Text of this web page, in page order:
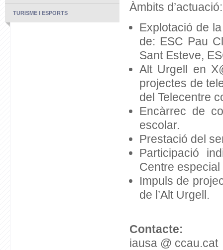
TURISME I ESPORTS
Àmbits d’actuació:
Explotació de
de: ESC Pau
Sant Esteve,
Alt Urgell en
projectes de
del Telecentre
Encàrrec de
escolar.
Prestació del
Participació
Centre
Impuls de
de l’Alt Urgell.
Contacte:
iausa @ ccau.cat